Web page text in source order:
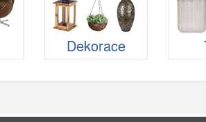
Dekorace